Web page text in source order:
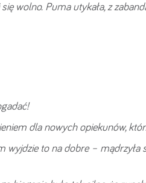
wolno. Puma utykała, z
dla nowych opiekunów,
to na dobre – mądrzyła